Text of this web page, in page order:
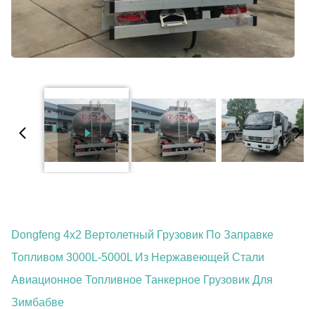
Dongfeng 4x2 Вертолетный Грузовик По Заправке
Топливом 3000L-5000L Из Нержавеющей Стали
Авиационное Топливное Танкерное Грузовик Для
Зимбабве